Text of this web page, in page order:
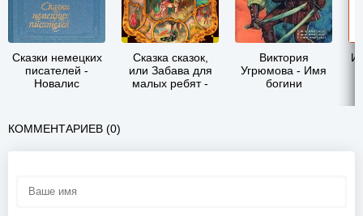
Сказки немецких
писателей -
Новалис
Сказка сказок,
или Забава для
малых ребят -
Виктория
Угрюмова - Имя
богини
КОММЕНТАРИЕВ (0)